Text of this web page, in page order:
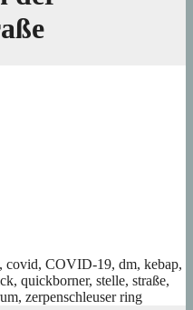
, covid, COVID-19, dm, kebap,
, quickborner, stelle, straße,
, zerpenschleuser ring